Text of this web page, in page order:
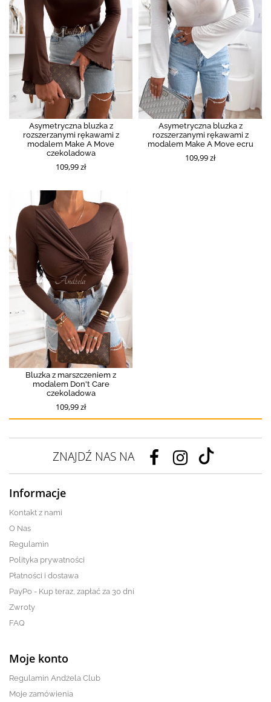
Asymetryczna bluzka z
rozszerzanymi rękawami z
modalem Make A Move
czekoladowa
109,99 zł
Asymetryczna bluzka z
rozszerzanymi rękawami z
modalem Make A Move ecru
109,99 zł
Bluzka z marszczeniem z
modalem Don't Care
czekoladowa
109,99 zł
ZNAJDŹ NAS NA
Informacje
Kontakt z nami
O Nas
Regulamin
Polityka prywatności
Płatności i dostawa
PayPo - Kup teraz, zapłać za 30 dni
Zwroty
FAQ
Moje konto
Regulamin Andżela Club
Moje zamówienia